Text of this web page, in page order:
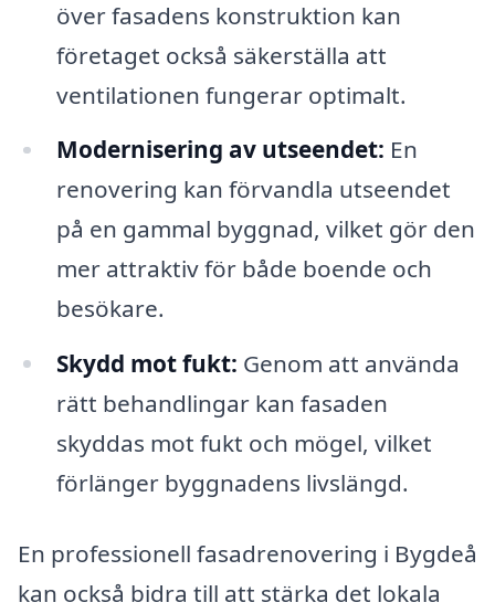
över fasadens konstruktion kan
företaget också säkerställa att
ventilationen fungerar optimalt.
Modernisering av utseendet: En
renovering kan förvandla utseendet
på en gammal byggnad, vilket gör den
mer attraktiv för både boende och
besökare.
Skydd mot fukt: Genom att använda
rätt behandlingar kan fasaden
skyddas mot fukt och mögel, vilket
förlänger byggnadens livslängd.
En professionell fasadrenovering i Bygdeå
kan också bidra till att stärka det lokala